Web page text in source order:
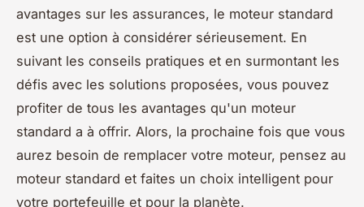
avantages sur les assurances, le moteur standard
est une option à considérer sérieusement. En
suivant les conseils pratiques et en surmontant les
défis avec les solutions proposées, vous pouvez
profiter de tous les avantages qu'un moteur
standard a à offrir. Alors, la prochaine fois que vous
aurez besoin de remplacer votre moteur, pensez au
moteur standard et faites un choix intelligent pour
votre portefeuille et pour la planète.